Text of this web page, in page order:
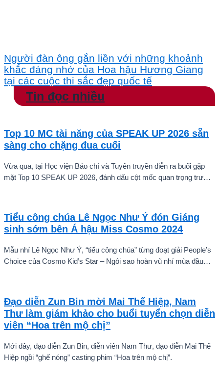
Người đàn ông gắn liền với những khoảnh
khắc đáng nhớ của Hoa hậu Hương Giang
tại các cuộc thi sắc đẹp quốc tế
Tin đọc nhiều
Top 10 MC tài năng của SPEAK UP 2026 sẵn
sàng cho chặng đua cuối
Vừa qua, tại Học viện Báo chí và Tuyên truyền diễn ra buổi gặp
mặt Top 10 SPEAK UP 2026, đánh dấu cột mốc quan trọng trước
Tiểu công chúa Lê Ngọc Như Ý đón Giáng
sinh sớm bên Á hậu Miss Cosmo 2024
Mẫu nhí Lê Ngọc Như Ý, “tiểu công chúa” từng đoạt giải People’s
Choice của Cosmo Kid’s Star – Ngôi sao hoàn vũ nhí mùa đầu
Đạo diễn Zun Bin mời Mai Thế Hiệp, Nam
Thư làm giám khảo cho buổi tuyển chọn diễn
viên “Hoa trên mộ chị”
Mới đây, đạo diễn Zun Bin, diễn viên Nam Thư, đạo diễn Mai Thế
Hiệp ngồi “ghế nóng” casting phim “Hoa trên mộ chị”.